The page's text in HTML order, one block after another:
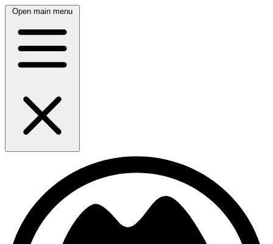
Open main menu